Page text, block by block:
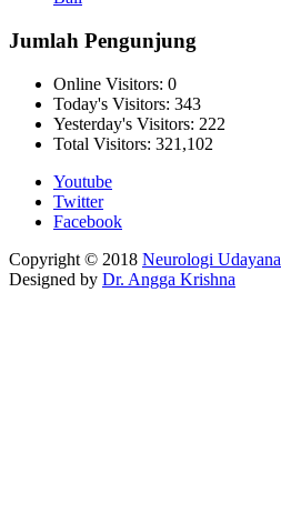
Jumlah Pengunjung
Online Visitors: 0
Today's Visitors: 343
Yesterday's Visitors: 222
Total Visitors: 321,102
Youtube
Twitter
Facebook
Copyright © 2018 Neurologi Udayana
Designed by Dr. Angga Krishna